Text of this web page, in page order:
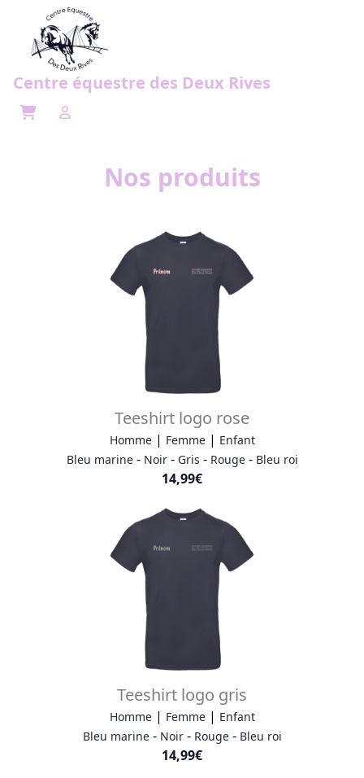
Centre équestre des Deux Rives
Open cartOpen user menu
Nos produits
Teeshirt logo rose
Homme| Femme| Enfant
Bleu marine- Noir- Gris - Rouge- Bleu roi
14,99€
Teeshirt logo gris
Homme| Femme| Enfant
Bleu marine- Noir- Rouge- Bleu roi
14,99€